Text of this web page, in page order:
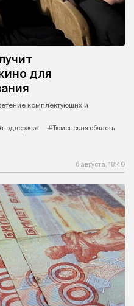
для
комплектующих и
#Тюменская область
6 августа, 18:40